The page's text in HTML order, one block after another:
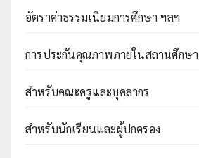
อัตราค่าธรรมเนียมการศึกษา ฯลฯ
การประกันคุณภาพภายในสถานศึกษา
สำหรับคณะครูและบุคลากร
สำหรับนักเรียนและผู้ปกครอง